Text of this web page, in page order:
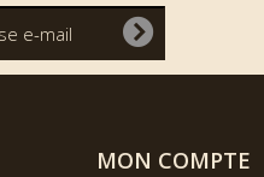
MON COMPTE